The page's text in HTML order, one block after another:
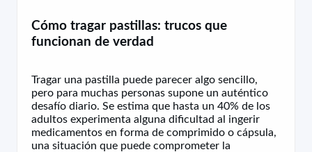
Cómo tragar pastillas: trucos que
funcionan de verdad
Tragar una pastilla puede parecer algo sencillo,
pero para muchas personas supone un auténtico
desafío diario. Se estima que hasta un 40% de los
adultos experimenta alguna dificultad al ingerir
medicamentos en forma de comprimido o cápsula,
una situación que puede comprometer la